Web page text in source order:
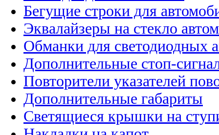
Бегущие строки для
Эквалайзеры на стекло
Обманки для светодиодных
Дополнительные стоп-
Повторители указателей
Дополнительные габариты
Светящиеся крышки на